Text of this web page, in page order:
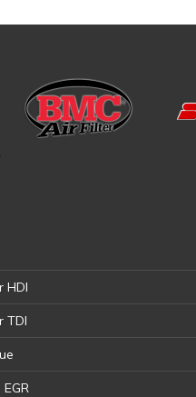
HDI
TDI